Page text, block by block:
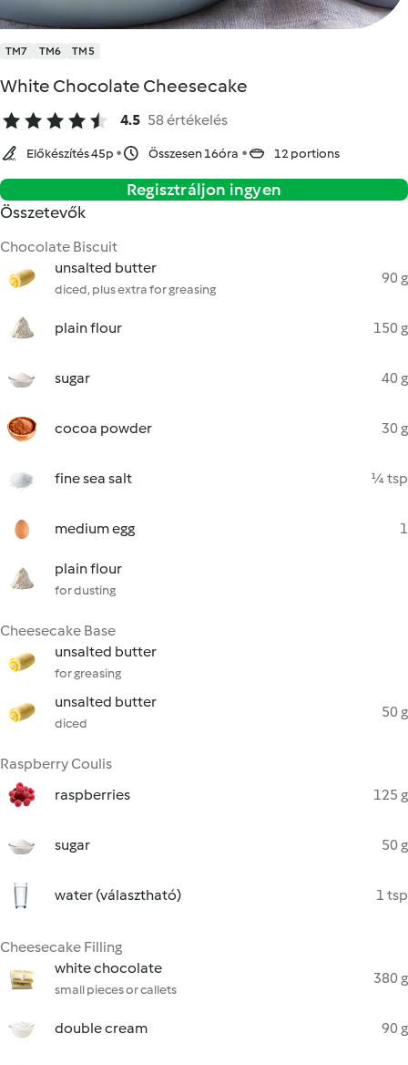
TM7 TM6 TM5
White Chocolate Cheesecake
4.5 58 értékelés
Előkészítés 45p Összesen 16óra 12 portions
Regisztráljon ingyen
Összetevők
Chocolate Biscuit
unsalted butter
diced, plus extra for greasing
90 g
plain flour 150 g
sugar 40 g
cocoa powder 30 g
fine sea salt ¼ tsp
medium egg 1
plain flour
for dusting
Cheesecake Base
unsalted butter
for greasing
unsalted butter
diced
50 g
Raspberry Coulis
raspberries
125 g
sugar 50 g
water (választható) 1 tsp
Cheesecake Filling
white chocolate
small pieces or callets
380 g
double cream 90 g